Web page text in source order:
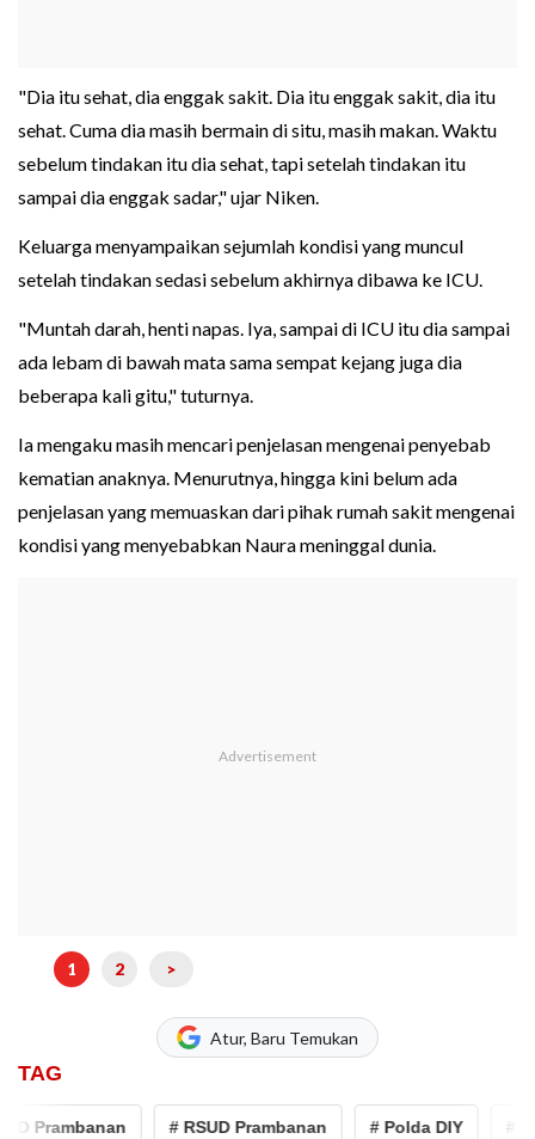
"Dia itu sehat, dia enggak sakit. Dia itu enggak sakit, dia itu
sehat. Cuma dia masih bermain di situ, masih makan. Waktu
sebelum tindakan itu dia sehat, tapi setelah tindakan itu
sampai dia enggak sadar," ujar Niken.
Keluarga menyampaikan sejumlah kondisi yang muncul
setelah tindakan sedasi sebelum akhirnya dibawa ke ICU.
"Muntah darah, henti napas. Iya, sampai di ICU itu dia sampai
ada lebam di bawah mata sama sempat kejang juga dia
beberapa kali gitu," tuturnya.
Ia mengaku masih mencari penjelasan mengenai penyebab
kematian anaknya. Menurutnya, hingga kini belum ada
penjelasan yang memuaskan dari pihak rumah sakit mengenai
kondisi yang menyebabkan Naura meninggal dunia.
1 2 >
Atur, Baru Temukan
TAG
# RSUD Prambanan # Polda DIY #